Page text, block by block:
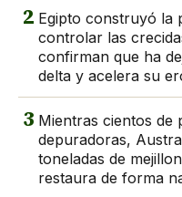
2 Egipto construyó la
controlar las
confirman que ha
delta y acelera su
3 Mientras cientos de
depuradoras,
toneladas de
restaura de forma